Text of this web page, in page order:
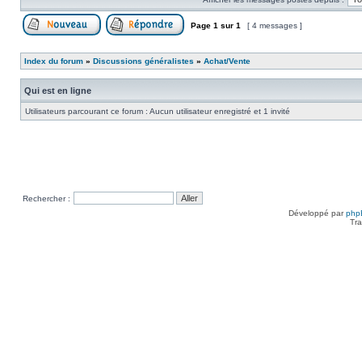
Page 1 sur 1 [ 4 messages ]
Index du forum » Discussions généralistes » Achat/Vente
Qui est en ligne
Utilisateurs parcourant ce forum : Aucun utilisateur enregistré et 1 invité
Rechercher :
Développé par